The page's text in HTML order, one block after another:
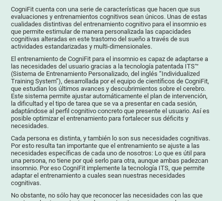
CogniFit cuenta con una serie de características que hacen que sus
evaluaciones y entrenamientos cognitivos sean únicos. Unas de estas
cualidades distintivas del entrenamiento cognitivo para el insomnio es
que permite estimular de manera personalizada las capacidades
cognitivas alteradas en este trastorno del sueño a través de sus
actividades estandarizadas y multi-dimensionales.
El entrenamiento de CogniFit para el insomnio es capaz de adaptarse a
las necesidades del usuario gracias a la tecnología patentada ITS™
(Sistema de Entrenamiento Personalizado, del inglés “Individualized
Training System”), desarrollada por el equipo de científicos de CogniFit,
que estudian los últimos avances y descubrimientos sobre el cerebro.
Este sistema permite ajustar automáticamente el plan de intervención,
la dificultad y el tipo de tarea que se va a presentar en cada sesión,
adaptándose al perfil cognitivo concreto que presente el usuario. Así es
posible optimizar el entrenamiento para fortalecer sus déficits y
necesidades.
Cada persona es distinta, y también lo son sus necesidades cognitivas.
Por esto resulta tan importante que el entrenamiento se ajuste a las
necesidades específicas de cada uno de nosotros: Lo que es útil para
una persona, no tiene por qué serlo para otra, aunque ambas padezcan
insomnio. Por eso CogniFit implemente la tecnología ITS, que permite
adaptar el entrenamiento a cuales sean nuestras necesidades
cognitivas.
No obstante, no sólo hay que reconocer las necesidades con las que